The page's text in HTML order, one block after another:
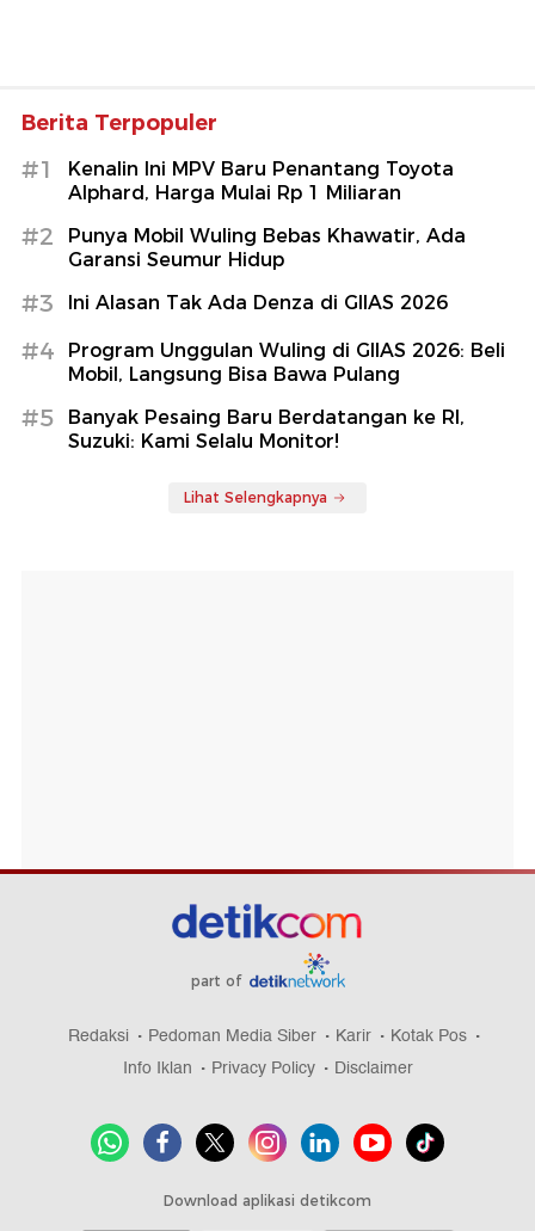
Berita Terpopuler
#1
Kenalin Ini MPV Baru Penantang Toyota
Alphard, Harga Mulai Rp 1 Miliaran
#2
Punya Mobil Wuling Bebas Khawatir, Ada
Garansi Seumur Hidup
#3 Ini Alasan Tak Ada Denza di GIIAS 2026
#4
Program Unggulan Wuling di GIIAS 2026: Beli
Mobil, Langsung Bisa Bawa Pulang
#5
Banyak Pesaing Baru Berdatangan ke RI,
Suzuki: Kami Selalu Monitor!
Lihat Selengkapnya
part of
Redaksi Pedoman Media Siber Karir
Kotak Pos
Info Iklan
Privacy Policy Disclaimer
Download aplikasi detikcom